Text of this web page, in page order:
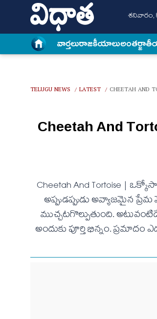
శనివారం,
వార్త‌లురాజకీయాలు
TELUGU NEWS / LATEST / CHEETAH AND
Cheetah And
Cheetah And Tortoise |
అప్పుడప్పుడు అవ్యాజమైన
ముచ్చటగొల్పుతుంది.
అందుకు పూర్తి భిన్నం.